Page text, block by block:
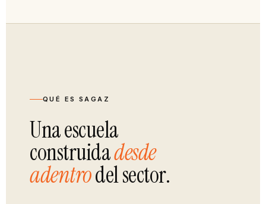
QUÉ ES SAGAZ
Una escuela
construidadesde
adentrodel sector.